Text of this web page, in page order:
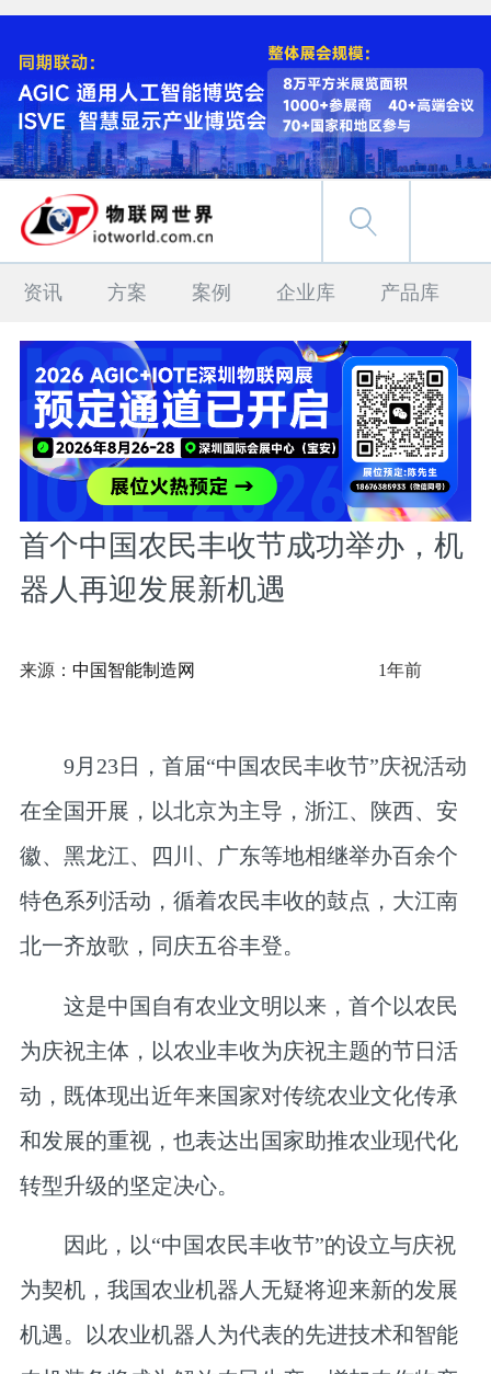
资讯 方案 案例 企业库 产品库
首个中国农民丰收节成功举办，机
器人再迎发展新机遇
来源： 中国智能制造网 1年前
9月23日，首届“中国农民丰收节”庆祝活动
在全国开展，以北京为主导，浙江、陕西、安
徽、黑龙江、四川、广东等地相继举办百余个
特色系列活动，循着农民丰收的鼓点，大江南
北一齐放歌，同庆五谷丰登。
这是中国自有农业文明以来，首个以农民
为庆祝主体，以农业丰收为庆祝主题的节日活
动，既体现出近年来国家对传统农业文化传承
和发展的重视，也表达出国家助推农业现代化
转型升级的坚定决心。
因此，以“中国农民丰收节”的设立与庆祝
为契机，我国农业机器人无疑将迎来新的发展
机遇。以农业机器人为代表的先进技术和智能